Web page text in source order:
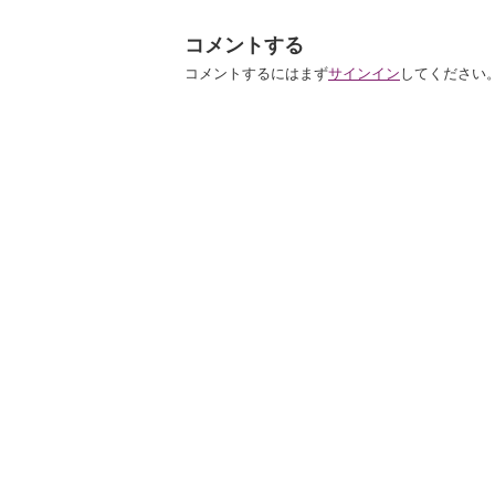
コメントする
コメントするにはまずサインイン してください